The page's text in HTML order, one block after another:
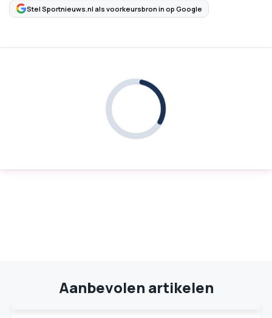
Stel Sportnieuws.nl als voorkeursbron in op Google
Aanbevolen artikelen